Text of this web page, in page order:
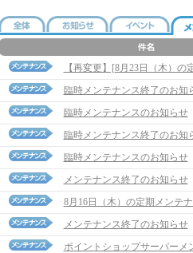
【再変更】[8月23日（木）
臨時メンテナンス終了のお知
臨時メンテナンスのお知らせ
臨時メンテナンス終了のお知
臨時メンテナンスのお知らせ
メンテナンス終了のお知らせ
8月16日（木）の定期メンテ
メンテナンス終了のお知らせ
ポイントショップサーバーメ